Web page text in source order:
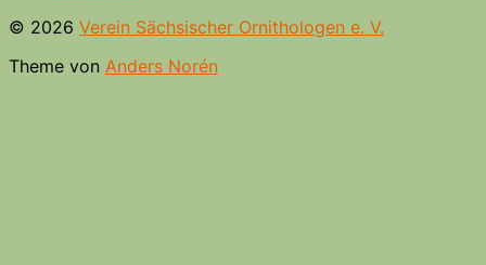
© 2026 Verein Sächsischer Ornithologen e. V.
Theme von Anders Norén